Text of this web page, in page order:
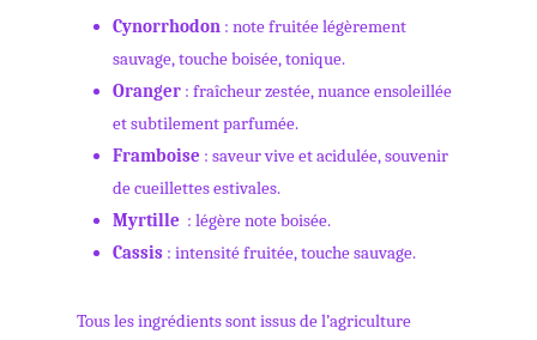
Cynorrhodon : note fruitée légèrement
sauvage, touche boisée, tonique.
Oranger : fraîcheur zestée, nuance ensoleillée
et subtilement parfumée.
Framboise : saveur vive et acidulée, souvenir
de cueillettes estivales.
Myrtille : légère note boisée.
Cassis : intensité fruitée, touche sauvage.
Tous les ingrédients sont issus de l’agriculture